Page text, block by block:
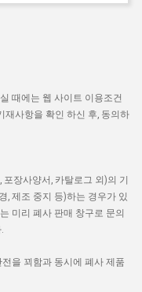
때에는 웹 사이트 이용조건
재사항을 확인 하신 후, 동의하
장사양서, 카탈로그 외)의 기
, 제조 중지 등)하는 경우가 있
미리 폐사 판매 창구로 문의
을 꾀함과 동시에 폐사 제품